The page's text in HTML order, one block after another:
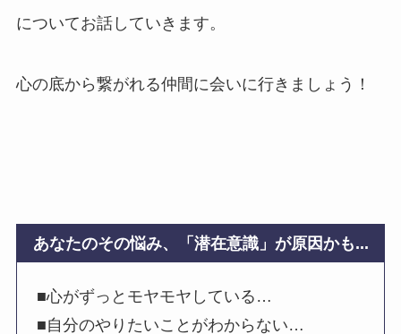
についてお話していきます。
心の底から繋がれる仲間に会いに行きましょう！
あなたのその悩み、「潜在意識」が原因かも...
■心がずっとモヤモヤしている…
■自分のやりたいことがわからない…